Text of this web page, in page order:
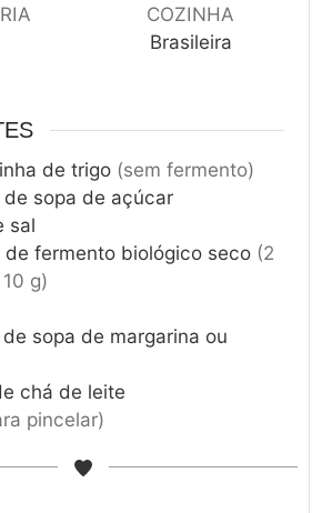
COZINHA
Brasileira
de trigo (sem fermento)
de sopa de açúcar
sal
de fermento biológico seco (2
g)
sopa de margarina ou
chá de leite
pincelar)